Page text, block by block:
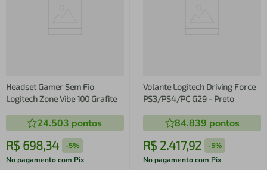
Headset Gamer Sem Fio
Logitech Zone Vibe 100 Grafite
24.503 pontos
R$ 698,34 -5%
No pagamento com Pix
Volante Logitech Driving Force
PS3/PS4/PC G29 - Preto
84.839 pontos
R$ 2.417,92 -5%
No pagamento com Pix